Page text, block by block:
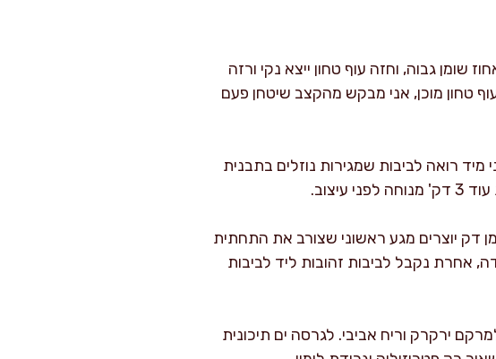
שומן גבוה, וחזה עוף טחון ייצא נקי ורזה
טחון מוכן, אני מבקש מהקצב שיטחן פעם
רואה לביבות שמגירות נוזלים בתבנית
דק יוצרים מגע ראשוני שצורב את התחתית
אחרת נקבל לביבות זהובות ליד לביבות
אוהב: אפשר להחליף חצי מהפטרוזיליה בשמיר (כ-15 גרם) למרקם ירקרק וריח אביבי. לגרסה ים תיכונית